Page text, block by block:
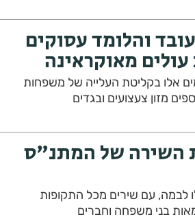
והלומד עסוקים
מאוקראינה
אלו בקליטת העלייה של משפחות
מזון צעצועים ובגדים
השירה של המתנ"ס
לבמה, עם שירים מכל התקופות
מאות בני משפחה וחברים